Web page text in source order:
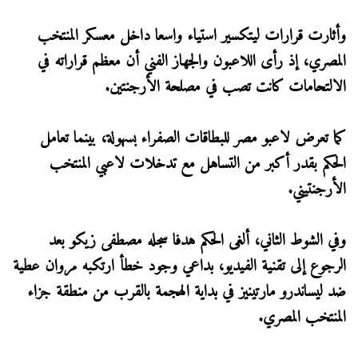
وأثارت قرارات ليتكسير استياء واسعا داخل معسكر المنتخب
المصري، إذ رأى اللاعبون والجهاز الفني أن معظم قراراته في
الالتحامات كانت تصب في مصلحة الأرجنتين.
كما تعرض لاعبو مصر للبطاقات الصفراء بسهولة، بينما تعامل
الحكم بقدر أكبر من التساهل مع تدخلات لاعبي المنتخب
الأرجنتيني.
وفي الشوط الثاني، ألغى الحكم هدفا سجله مصطفى زيكو بعد
الرجوع إلى تقنية الفيديو، بداعي وجود خطأ ارتكبه مروان عطية
ضد ليساندرو مارتينيز في بداية الهجمة بالقرب من منطقة جزاء
المنتخب المصري.